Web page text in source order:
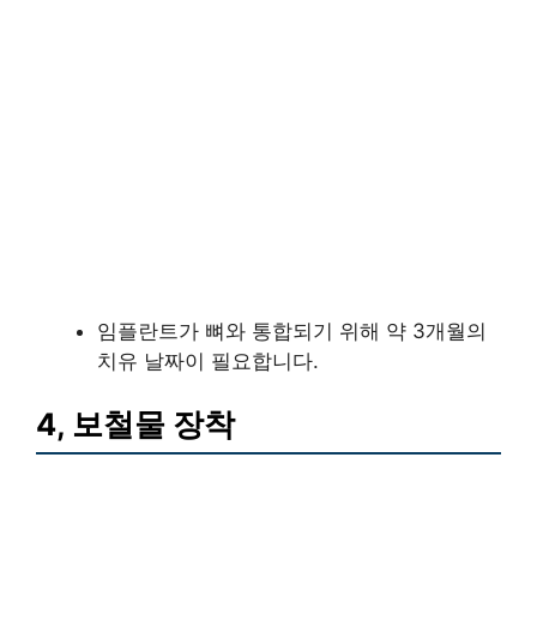
임플란트가 뼈와 통합되기 위해 약 3개월의
치유 날짜이 필요합니다.
4, 보철물 장착